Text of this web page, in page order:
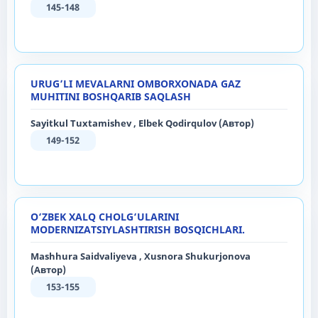
145-148
URUG’LI MEVALARNI OMBORXONADA GAZ
MUHITINI BOSHQARIB SAQLASH
Sayitkul Tuxtamishev , Elbek Qodirqulov (Автор)
149-152
O‘ZBEK XALQ CHOLG‘ULARINI
MODERNIZATSIYLASHTIRISH BOSQICHLARI.
Mashhura Saidvaliyeva , Xusnora Shukurjonova
(Автор)
153-155